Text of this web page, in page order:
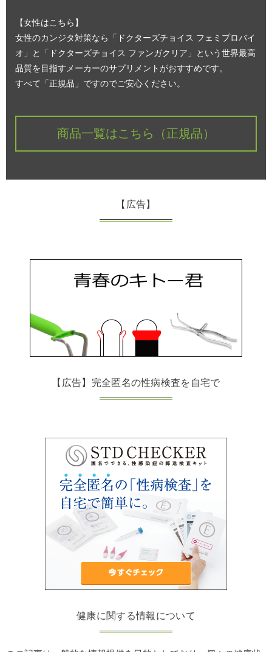
【女性はこちら】
女性のカンジタ対策なら「ドクターズチョイス フェミプロバイ
オ」と「ドクターズチョイス ファンガクリア」という世界最高
品質を目指すメーカーのサプリメントがおすすめです。
すべて「正規品」ですのでご安心ください。
商品一覧はこちら（正規品）
【広告】
【広告】完全匿名の性病検査を自宅で
健康に関する情報について